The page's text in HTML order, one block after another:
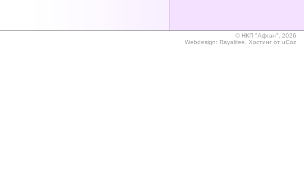
©НКП "Афган", 2026
Webdesign: Rayalitee Хостинг от uCoz